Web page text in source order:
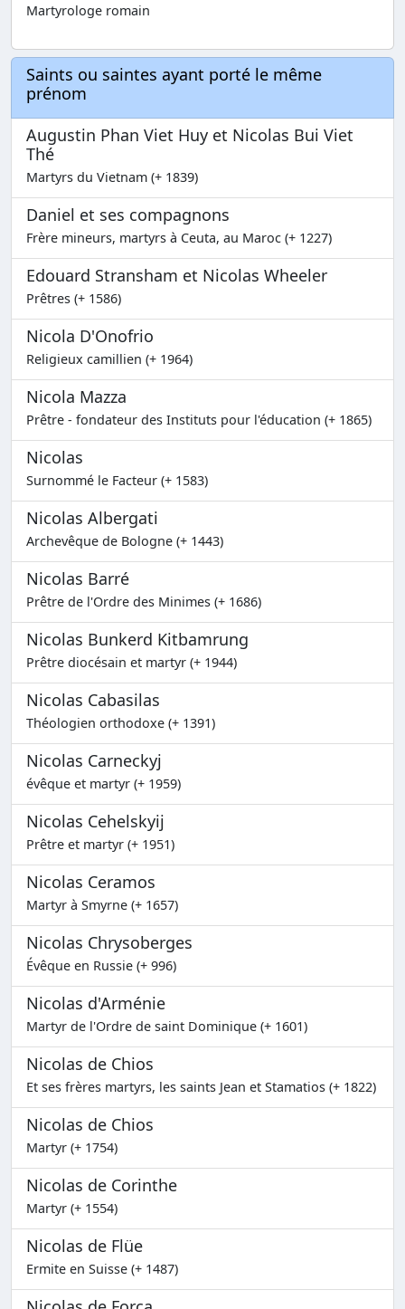
Martyrologe romain
Saints ou saintes ayant porté le même
prénom
Augustin Phan Viet Huy et Nicolas Bui Viet
Thé
Martyrs du Vietnam (+ 1839)
Daniel et ses compagnons
Frère mineurs, martyrs à Ceuta, au Maroc (+ 1227)
Edouard Stransham et Nicolas Wheeler
Prêtres (+ 1586)
Nicola D'Onofrio
Religieux camillien (+ 1964)
Nicola Mazza
Prêtre - fondateur des Instituts pour l'éducation (+ 1865)
Nicolas
Surnommé le Facteur (+ 1583)
Nicolas Albergati
Archevêque de Bologne (+ 1443)
Nicolas Barré
Prêtre de l'Ordre des Minimes (+ 1686)
Nicolas Bunkerd Kitbamrung
Prêtre diocésain et martyr (+ 1944)
Nicolas Cabasilas
Théologien orthodoxe (+ 1391)
Nicolas Carneckyj
évêque et martyr (+ 1959)
Nicolas Cehelskyij
Prêtre et martyr (+ 1951)
Nicolas Ceramos
Martyr à Smyrne (+ 1657)
Nicolas Chrysoberges
Évêque en Russie (+ 996)
Nicolas d'Arménie
Martyr de l'Ordre de saint Dominique (+ 1601)
Nicolas de Chios
Et ses frères martyrs, les saints Jean et Stamatios (+ 1822)
Nicolas de Chios
Martyr (+ 1754)
Nicolas de Corinthe
Martyr (+ 1554)
Nicolas de Flüe
Ermite en Suisse (+ 1487)